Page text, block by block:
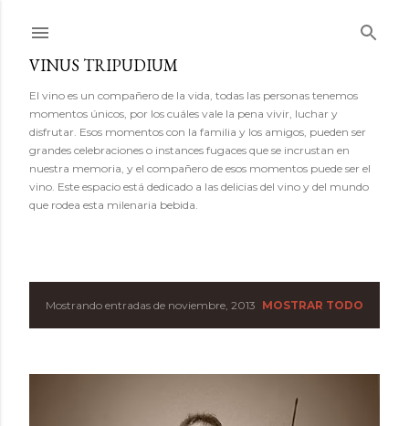
VINUS TRIPUDIUM
El vino es un compañero de la vida, todas las personas tenemos
momentos únicos, por los cuáles vale la pena vivir, luchar y
disfrutar. Esos momentos con la familia y los amigos, pueden ser
grandes celebraciones o instances fugaces que se incrustan en
nuestra memoria, y el compañero de esos momentos puede ser el
vino. Este espacio está dedicado a las delicias del vino y del mundo
que rodea esta milenaria bebida.
EMostrando entradas de noviembre, 2013 MOSTRAR TODO